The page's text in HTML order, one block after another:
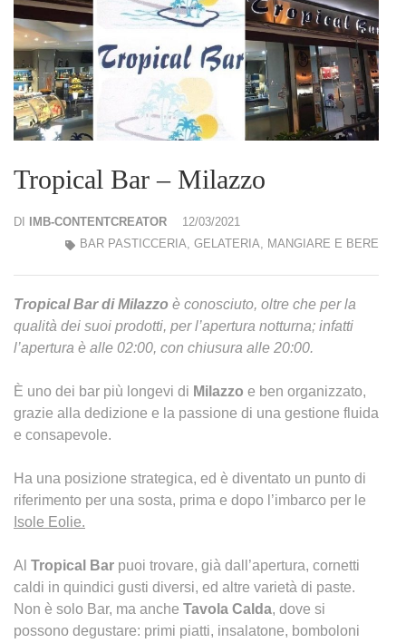
Tropical Bar – Milazzo
DI IMB-CONTENTCREATOR
12/03/2021
BAR PASTICCERIA GELATERIA MANGIARE E BERE
Tropical Bar di Milazzo è conosciuto, oltre che per la
qualità dei suoi prodotti, per l’apertura notturna; infatti
l’apertura è alle 02:00, con chiusura alle 20:00.
È uno dei bar più longevi di Milazzo e ben organizzato,
grazie alla dedizione e la passione di una gestione fluida
e consapevole.
Ha una posizione strategica, ed è diventato un punto di
riferimento per una sosta, prima e dopo l’imbarco per le
Isole Eolie.
Al Tropical Bar puoi trovare, già dall’apertura, cornetti
caldi in quindici gusti diversi, ed altre varietà di paste.
Non è solo Bar, ma anche Tavola Calda, dove si
possono degustare: primi piatti, insalatone, bomboloni